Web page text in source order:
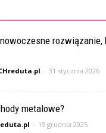
rozwiązanie,
- 31 stycznia 2026
metalowe?
- 15 grudnia 2025